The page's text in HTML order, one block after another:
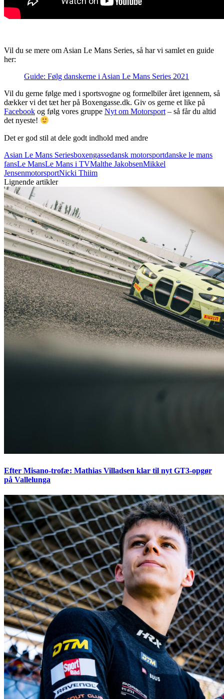
Vil du se mere om Asian Le Mans Series, så har vi samlet en guide
her:
Guide: Følg danskerne i Asian Le Mans Series 2021
Vil du gerne følge med i sportsvogne og formelbiler året igennem, så
dækker vi det tæt her på Boxengasse.dk. Giv os gerne et like på
Facebook og følg vores gruppe Nyt om Motorsport– så får du altid
det nyeste!
Det er god stil at dele godt indhold med andre
Asian Le Mans Seriesboxengassedansk motorsportdanske le mans
fansLe MansLe Mans i TVMalthe JakobsenMikkel
JensenmotorsportNicki Thiim
Lignende artikler
Efter Misano-trofæ: Mathias Villadsen klar til nyt GT3-opgør
på Vallelunga